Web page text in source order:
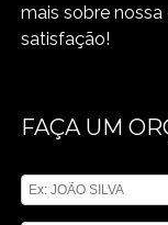
mais sobre nossa
satisfação!
FAÇA UM